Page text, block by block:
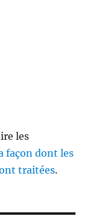
les
façon dont les
traitées.